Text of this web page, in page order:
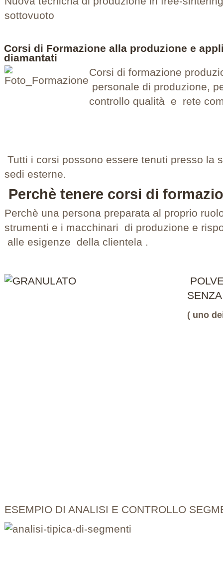
sottovuoto
Corsi di Formazione alla produzione e
diamantati
Corsi di formazione
personale di produzione,
controllo qualità e rete
Tutti i corsi possono essere tenuti presso
sedi esterne.
Perchè tenere corsi di
Perchè una persona preparata al proprio
strumenti e i macchinari di produzione e
alle esigenze della clientela .
( uno
ESEMPIO DI ANALISI E CONTROLLO